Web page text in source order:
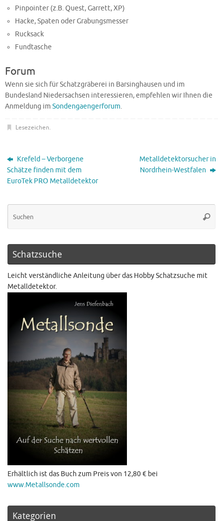
Pinpointer (z.B. Quest, Garrett, XP)
Hacke, Spaten oder Grabungsmesser
Rucksack
Fundtasche
Forum
Wenn sie sich für Schatzgräberei in Barsinghausen und im
Bundesland Niedersachsen interessieren, empfehlen wir Ihnen die
Anmeldung im Sondengaengerforum.
Lesezeichen.
Krefeld – Verborgene
Schätze finden mit dem
EuroTek PRO Metalldetektor
Metalldetektorsucher in
Nordrhein-Westfalen
Schatzsuche
Leicht verständliche Anleitung über das Hobby Schatzsuche mit
Metalldetektor.
Erhältlich ist das Buch zum Preis von 12,80 € bei
www.Metallsonde.com
Kategorien